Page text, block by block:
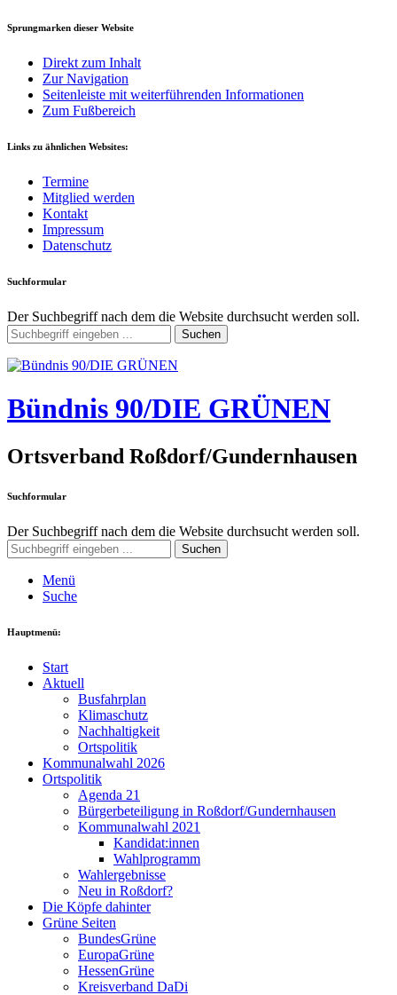
Sprungmarken dieser Website
Direkt zum Inhalt
Zur Navigation
Seitenleiste mit weiterführenden Informationen
Zum Fußbereich
Links zu ähnlichen Websites:
Termine
Mitglied werden
Kontakt
Impressum
Datenschutz
Suchformular
Der Suchbegriff nach dem die Website durchsucht werden soll.
Suchen
Bündnis 90/DIE GRÜNEN
Ortsverband Roßdorf/Gundernhausen
Suchformular
Der Suchbegriff nach dem die Website durchsucht werden soll.
Suchen
Menü
Suche
Hauptmenü:
Start
Aktuell
Busfahrplan
Klimaschutz
Nachhaltigkeit
Ortspolitik
Kommunalwahl 2026
Ortspolitik
Agenda 21
Bürgerbeteiligung in Roßdorf/Gundernhausen
Kommunalwahl 2021
Kandidat:innen
Wahlprogramm
Wahlergebnisse
Neu in Roßdorf?
Die Köpfe dahinter
Grüne Seiten
BundesGrüne
EuropaGrüne
HessenGrüne
Kreisverband DaDi